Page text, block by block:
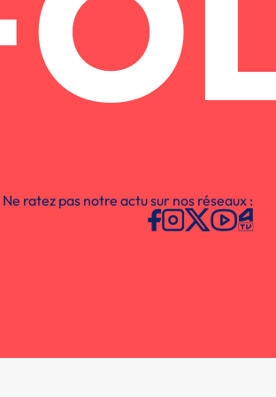
Ne ratez pas notre actu sur nos réseaux :